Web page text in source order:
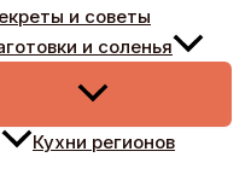
и советы
и соленья
Кухни регионов